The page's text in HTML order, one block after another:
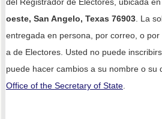
oeste, San Angelo, Texas 76903. La
entregada en persona, por correo, o
a de Electores. Usted no puede
puede hacer cambios a su nombre o su
Office of the Secretary of State.